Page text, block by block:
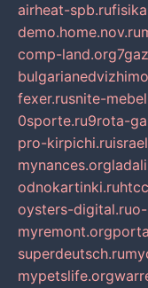
airheat-spb.ru
demo.home.nov.ru
comp-land.org
fexer.rusnite-
0sporte.ru9rota-
pro-kirpichi.ru
mynances.org
odnokartinki.ru
oysters-digital.ru
myremont.org
superdeutsch.ru
mypetslife.org